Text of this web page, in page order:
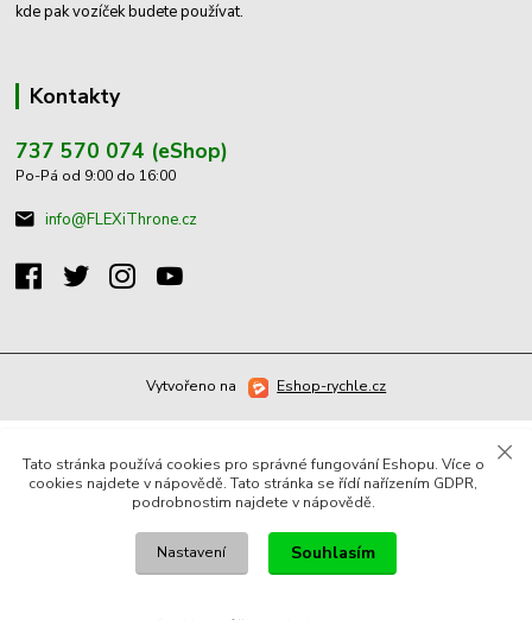
kde pak vozíček budete používat.
Kontakty
737 570 074 (eShop)
Po-Pá od 9:00 do 16:00
info@FLEXiThrone.cz
Vytvořeno na Eshop-rychle.cz
Tato stránka používá cookies pro správné fungování Eshopu. Více o
cookies najdete v nápovědě. Tato stránka se řídí nařízením GDPR,
podrobnostim najdete v nápovědě.
Nastavení Souhlasím